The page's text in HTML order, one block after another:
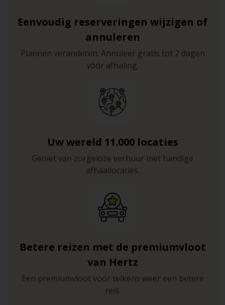
Eenvoudig reserveringen wijzigen of
annuleren
Plannen veranderen. Annuleer gratis tot 2 dagen
vóór afhaling.
Uw wereld 11.000 locaties
Geniet van zorgeloze verhuur met handige
afhaallocaties.
Betere reizen met de premiumvloot
van Hertz
Een premiumvloot voor telkens weer een betere
reis.